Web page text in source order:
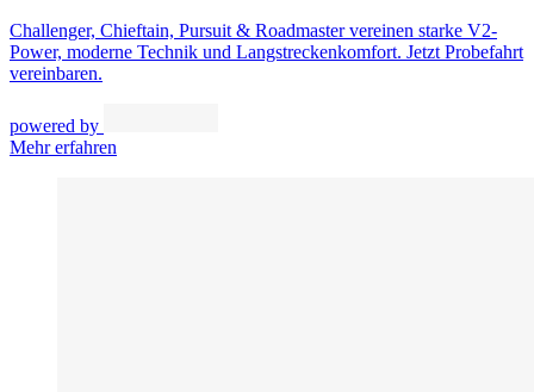
Challenger, Chieftain, Pursuit & Roadmaster vereinen starke V2-
Power, moderne Technik und Langstreckenkomfort. Jetzt Probefahrt
vereinbaren.
powered by
Mehr erfahren